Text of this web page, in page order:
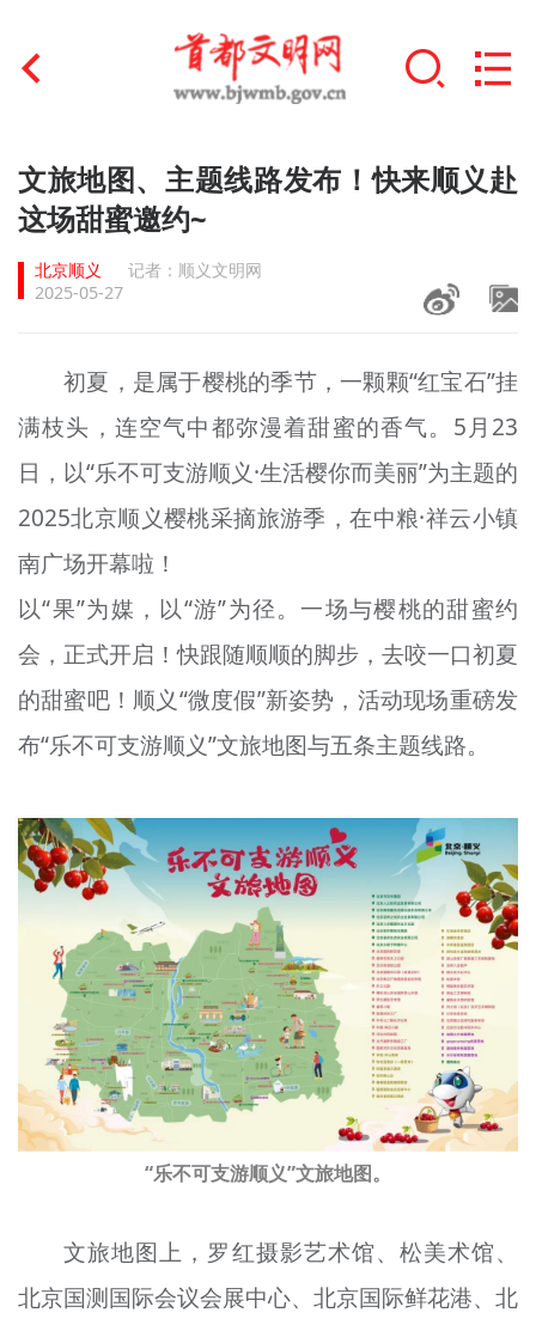
首页
文明创建
文明实践
未成年人思想道德建设
榜样人物
+
身边好人
文明评论
北京宣传文化引导基金
专题
文旅地图、主题线路发布！快来顺义赴
这场甜蜜邀约~
北京顺义
记者：顺义文明网
2025-05-27
初夏，是属于樱桃的季节，一颗颗“红宝石”挂
满枝头，连空气中都弥漫着甜蜜的香气。5月23
日，以“乐不可支游顺义·生活樱你而美丽”为主题的
2025北京顺义樱桃采摘旅游季，在中粮·祥云小镇
南广场开幕啦！
以“果”为媒，以“游”为径。一场与樱桃的甜蜜约
会，正式开启！快跟随顺顺的脚步，去咬一口初夏
的甜蜜吧！顺义“微度假”新姿势，活动现场重磅发
布“乐不可支游顺义”文旅地图与五条主题线路。
“乐不可支游顺义”文旅地图。
文旅地图上，罗红摄影艺术馆、松美术馆、
北京国测国际会议会展中心、北京国际鲜花港、北